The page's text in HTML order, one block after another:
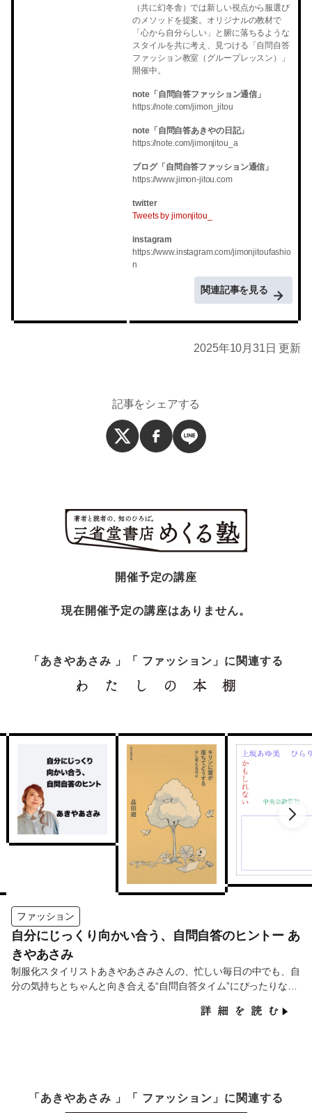
（共に幻冬舎）では新しい視点から服選び
のメソッドを提案。オリジナルの教材で
「心から自分らしい」と腑に落ちるような
スタイルを共に考え、見つける「自問自答
ファッション教室（グループレッスン）」
開催中。
note「自問自答ファッション通信」
https://note.com/jimon_jitou
note「自問自答あきやの日記」
https://note.com/jimonjitou_a
ブログ「自問自答ファッション通信」
https://www.jimon-jitou.com
twitter
Tweets by jimonjitou_
instagram
https://www.instagram.com/jimonjitoufashio
n
関連記事を見る
2025年10月31日 更新
記事をシェアする
開催予定の講座
現在開催予定の講座はありません。
「あきやあさみ 」「 ファッション」に関連する
ファッション
自分にじっくり向かい合う、自問自答のヒントー あ
きやあさみ
制服化スタイリストあきやあさみさんの、忙しい毎日の中でも、自
分の気持ちとちゃんと向き合える“自問自答タイム”にぴったりな5
「あきやあさみ 」「 ファッション」に関連する